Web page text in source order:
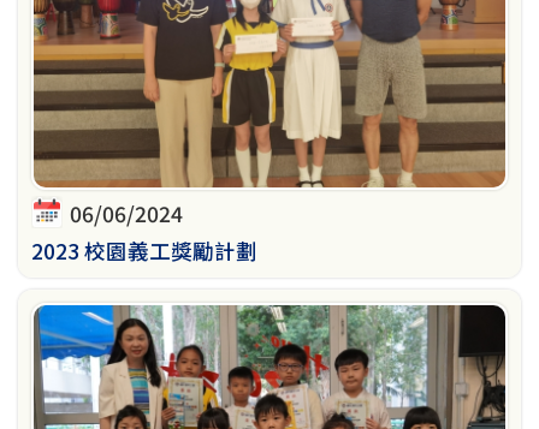
06/06/2024
2023 校園義工獎勵計劃